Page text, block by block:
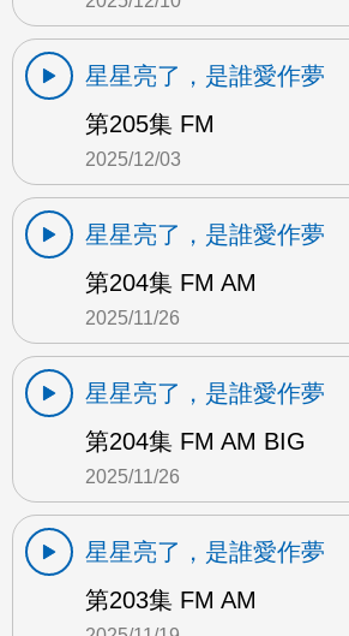
星星亮了，是誰愛作夢
第205集 FM
2025/12/03
星星亮了，是誰愛作夢
第204集 FM AM
2025/11/26
星星亮了，是誰愛作夢
第204集 FM AM BIG
2025/11/26
星星亮了，是誰愛作夢
第203集 FM AM